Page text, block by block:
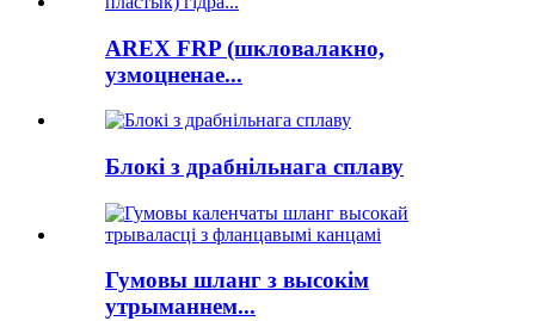
AREX FRP (шкловалакно,
узмоцненае...
Блокі з драбнільнага сплаву
Гумовы шланг з высокім
утрыманнем...